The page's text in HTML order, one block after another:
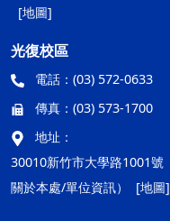
[地圖]
光復校區
電話： (03) 572-0633
傳真： (03) 573-1700
地址：
30010新竹市大學路1001號
關於本處/單位資訊）
[地圖]